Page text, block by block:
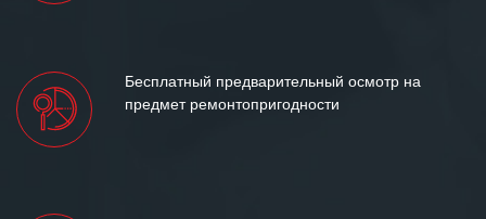
Бесплатный предварительный осмотр на
предмет ремонтопригодности